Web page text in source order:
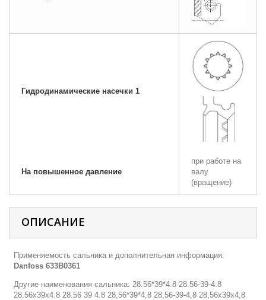
Гидродинамические насечки 1
На повышенное давление
при работе на
валу
(вращение)
ОПИСАНИЕ
Применяемость сальника и дополнительная информация:
Danfoss 633B0361
Другие наименования сальника: 28.56*39*4.8 28.56-39-4.8
28.56х39х4.8 28.56 39 4.8 28,56*39*4,8 28,56-39-4,8 28,56х39х4,8